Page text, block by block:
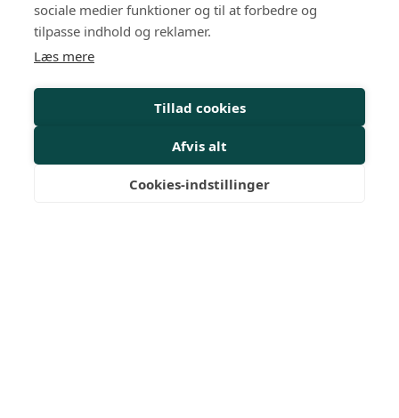
HR-kurser
Personalejura
Rådgivning
Viden
Mit Dansk HR
sociale medier funktioner og til at forbedre og
tilpasse indhold og reklamer.
Læs mere
Tillad cookies
Afvis alt
Cookies-indstillinger